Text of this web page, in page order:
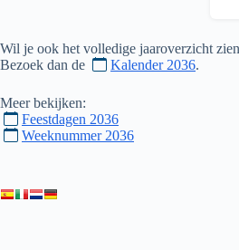
Wil je ook het volledige jaaroverzicht
Bezoek dan de
Kalender 2036.
Meer bekijken:
Feestdagen 2036
Weeknummer 2036